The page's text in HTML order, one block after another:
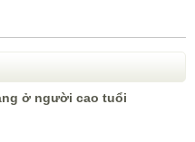
ở người cao tuổi